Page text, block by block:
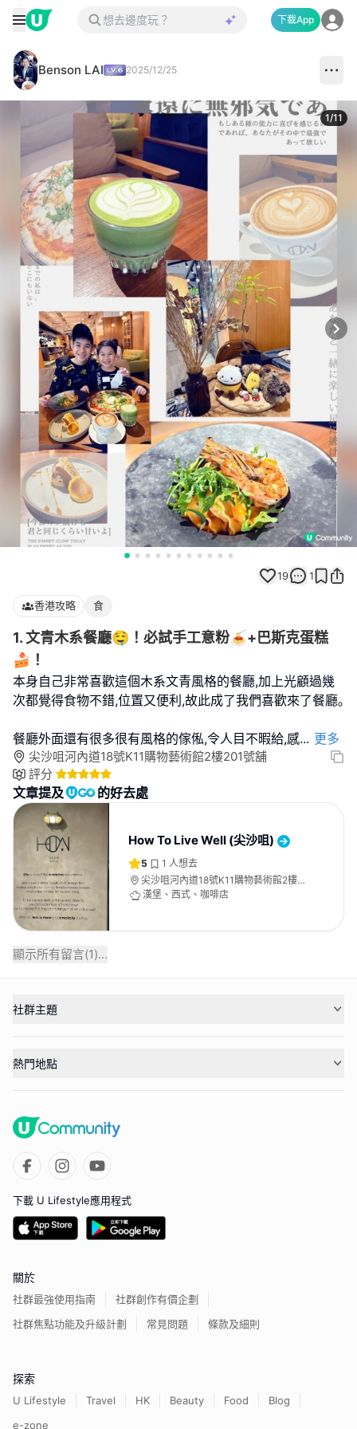
下載App
Benson LAI 2025/12/25
1/11
19 1
香港攻略 食
1. 文青木系餐廳🤤！必試手工意粉🍝+巴斯克蛋糕
🍰！
本身自己非常喜歡這個木系文青風格的餐廳,加上光顧過幾
次都覺得食物不錯,位置又便利,故此成了我們喜歡來了餐廳｡
餐廳外面還有很多很有風格的傢俬,令人目不暇給,感... 更多
尖沙咀河內道18號K11購物藝術館2樓201號舖
評分
文章提及 的好去處
How To Live Well (尖沙咀)
5 1 人想去
尖沙咀河內道18號K11購物藝術館2樓
201號舖
漢堡、西式、咖啡店
顯示所有留言(1)...
社群主題
熱門地點
下載 U Lifestyle應用程式
關於
社群最強使用指南
社群創作有價企劃
社群焦點功能及升級計劃
常見問題 條款及細則
探索
U Lifestyle Travel HK Beauty Food
Blog
e-zone